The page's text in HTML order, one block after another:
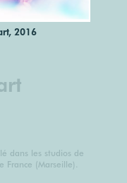
2016
dans les studios de
France (Marseille).